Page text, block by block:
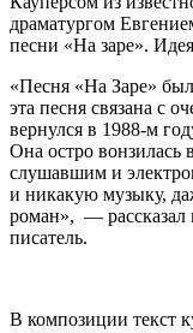
драматургом
песни «На заре».
«Песня «На Заре»
эта песня связана с
вернулся в 1988-м
Она остро вонзилась
слушавшим и
и никакую музыку,
роман», — рассказал
писатель.
В композиции текст